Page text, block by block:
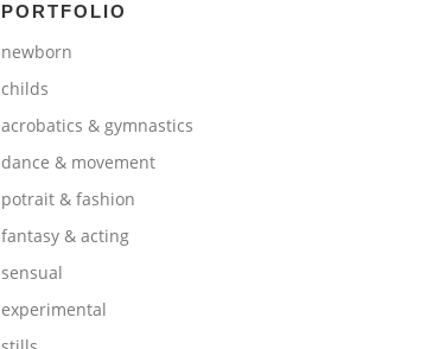
PORTFOLIO
newborn
childs
acrobatics & gymnastics
dance & movement
potrait & fashion
fantasy & acting
sensual
experimental